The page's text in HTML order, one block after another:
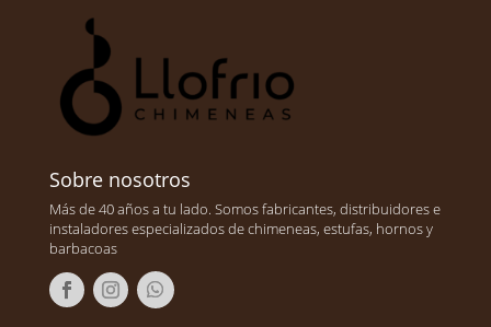
Sobre nosotros
Más de 40 años a tu lado. Somos fabricantes, distribuidores e
instaladores especializados de chimeneas, estufas, hornos y
barbacoas